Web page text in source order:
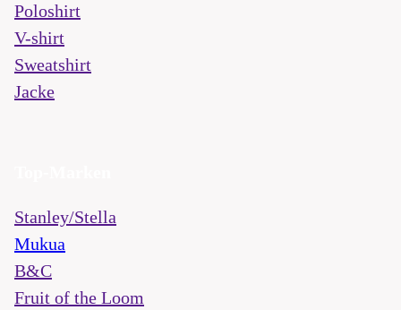
Poloshirt
V-shirt
Sweatshirt
Jacke
Stanley/Stella
Mukua
B&C
Fruit of the Loom